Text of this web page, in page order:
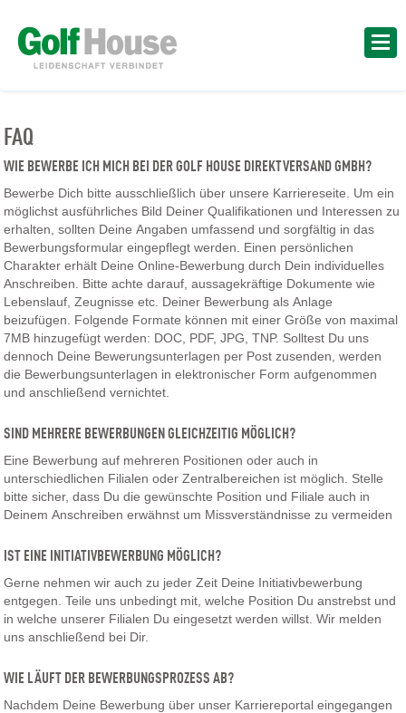
FAQ
WIE BEWERBE ICH MICH BEI DER GOLF HOUSE DIREKTVERSAND GMBH?
Bewerbe Dich bitte ausschließlich über unsere Karriereseite. Um ein
möglichst ausführliches Bild Deiner Qualifikationen und Interessen zu
erhalten, sollten Deine Angaben umfassend und sorgfältig in das
Bewerbungsformular eingepflegt werden. Einen persönlichen
Charakter erhält Deine Online-Bewerbung durch Dein individuelles
Anschreiben. Bitte achte darauf, aussagekräftige Dokumente wie
Lebenslauf, Zeugnisse etc. Deiner Bewerbung als Anlage
beizufügen. Folgende Formate können mit einer Größe von maximal
7MB hinzugefügt werden: DOC, PDF, JPG, TNP. Solltest Du uns
dennoch Deine Bewerungsunterlagen per Post zusenden, werden
die Bewerbungsunterlagen in elektronischer Form aufgenommen
und anschließend vernichtet.
SIND MEHRERE BEWERBUNGEN GLEICHZEITIG MÖGLICH?
Eine Bewerbung auf mehreren Positionen oder auch in
unterschiedlichen Filialen oder Zentralbereichen ist möglich. Stelle
bitte sicher, dass Du die gewünschte Position und Filiale auch in
Deinem Anschreiben erwähnst um Missverständnisse zu vermeiden
IST EINE INITIATIVBEWERBUNG MÖGLICH?
Gerne nehmen wir auch zu jeder Zeit Deine Initiativbewerbung
entgegen. Teile uns unbedingt mit, welche Position Du anstrebst und
in welche unserer Filialen Du eingesetzt werden willst. Wir melden
uns anschließend bei Dir.
WIE LÄUFT DER BEWERBUNGSPROZESS AB?
Nachdem Deine Bewerbung über unser Karriereportal eingegangen